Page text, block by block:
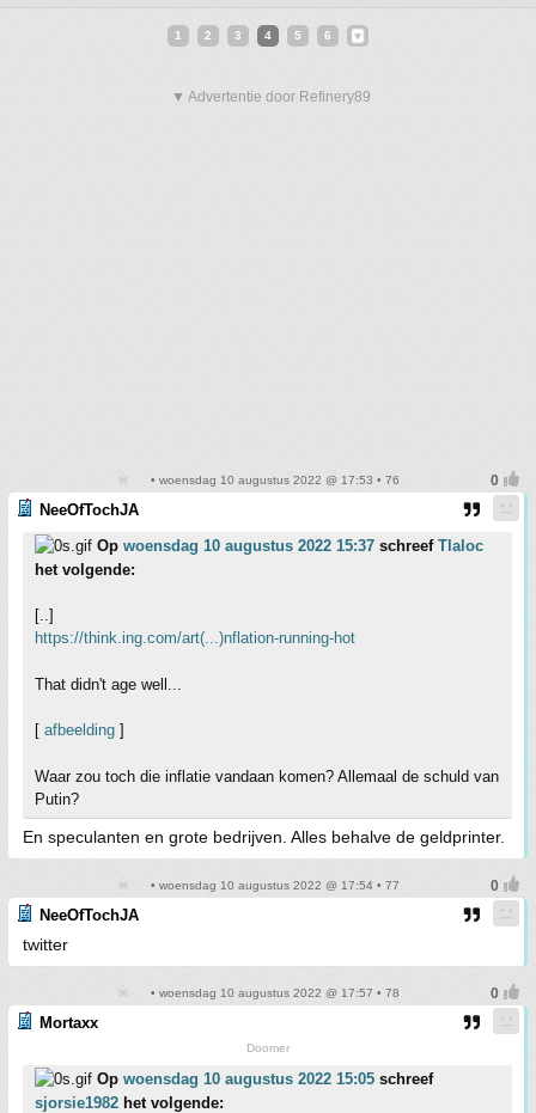
1 2 3 4 5 6
▼ Advertentie door Refinery89
• woensdag 10 augustus 2022 @ 17:53 • 76
NeeOfTochJA
Op woensdag 10 augustus 2022 15:37 schreef Tlaloc
het volgende:
[..]
https://think.ing.com/art(...)nflation-running-hot
That didn't age well...
[ afbeelding ]
Waar zou toch die inflatie vandaan komen? Allemaal de schuld van
Putin?
En speculanten en grote bedrijven. Alles behalve de geldprinter.
• woensdag 10 augustus 2022 @ 17:54 • 77
NeeOfTochJA
twitter
• woensdag 10 augustus 2022 @ 17:57 • 78
Mortaxx
Doomer
Op woensdag 10 augustus 2022 15:05 schreef
sjorsie1982 het volgende: